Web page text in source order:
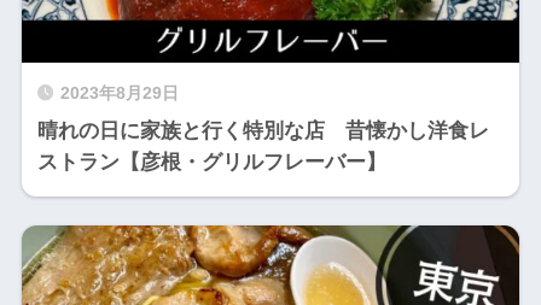
2023年8月29日
晴れの日に家族と行く特別な店 昔懐かし洋食レ
ストラン【彦根・グリルフレーバー】